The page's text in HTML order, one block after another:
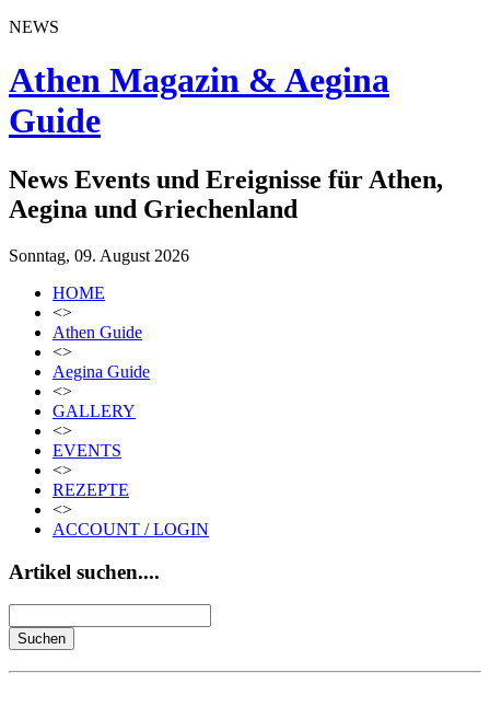
NEWS
Athen Magazin & Aegina
Guide
News Events und Ereignisse für Athen,
Aegina und Griechenland
Sonntag, 09. August 2026
HOME
<>
Athen Guide
<>
Aegina Guide
<>
GALLERY
<>
EVENTS
<>
REZEPTE
<>
ACCOUNT / LOGIN
Artikel suchen....